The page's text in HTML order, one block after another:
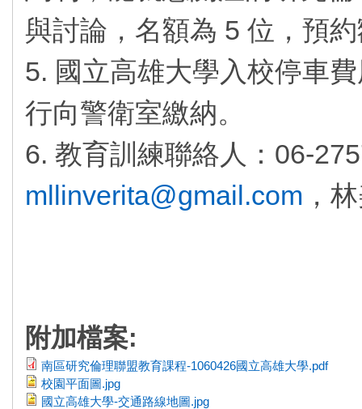
與討論，名額為 5 位，預
5. 國立高雄大學入校停車
行向警衛室繳納。
6. 教育訓練聯絡人：06-
mllinverita@gmail.com ，
附加檔案:
南區研究倫理聯盟教育課程-1060426國立高雄大學.pdf
校園平面圖.jpg
國立高雄大學-交通路線地圖.jpg